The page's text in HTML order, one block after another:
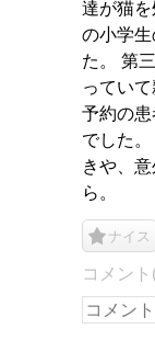
達が猫
の小学
た。 第
ってい
予約の
でした
きや、
ら。
ナイス
コメント